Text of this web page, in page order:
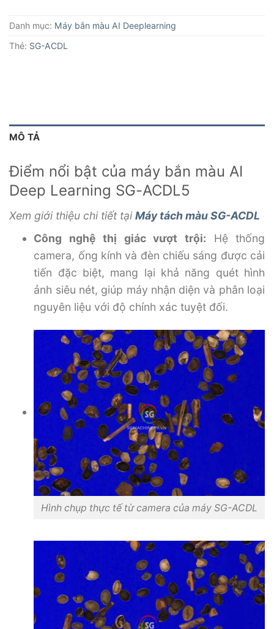
Danh mục: Máy bắn màu AI Deeplearning
Thẻ: SG-ACDL
MÔ TẢ
Điểm nổi bật của máy bắn màu AI
Deep Learning SG-ACDL5
Xem giới thiệu chi tiết tạiMáy tách màu SG-ACDL
Công nghệ thị giác vượt trội: Hệ thống
camera, ống kính và đèn chiếu sáng được cải
tiến đặc biệt, mang lại khả năng quét hình
ảnh siêu nét, giúp máy nhận diện và phân loại
nguyên liệu với độ chính xác tuyệt đối.
Hình chụp thực tế từ camera của máy SG-ACDL